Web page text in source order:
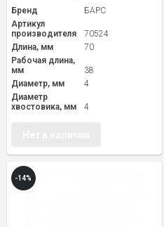
Бренд
БАРС
Артикул
производителя
70524
Длина, мм
70
Рабочая длина,
мм
38
Диаметр, мм
4
Диаметр
хвостовика, мм
4
-14%